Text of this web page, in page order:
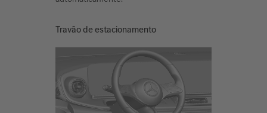
Travão de estacionamento